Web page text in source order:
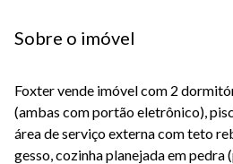
Sobre o imóvel
Foxtervende imóvel com 2
(ambas com portão eletrônico),
área de serviço externa com teto
gesso, cozinha planejada em pedra